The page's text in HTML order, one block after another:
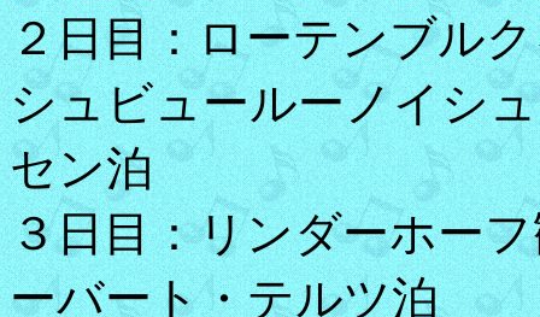
２日目：ローテンブル
シュビュールーノイシ
セン泊
３日目：リンダーホー
ーバート・テルツ泊